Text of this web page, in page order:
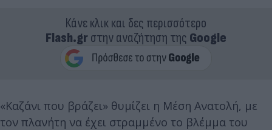
Κάνε κλικ και δες περισσότερο
Flash.grστην αναζήτηση της Google
«Καζάνι που βράζει» θυμίζει η Μέση Ανατολή, με
τον πλανήτη να έχει στραμμένο το βλέμμα του